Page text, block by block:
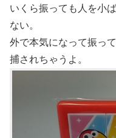
いくら振っても人を小
ない。
外で本気になって振っ
捕されちゃうよ。